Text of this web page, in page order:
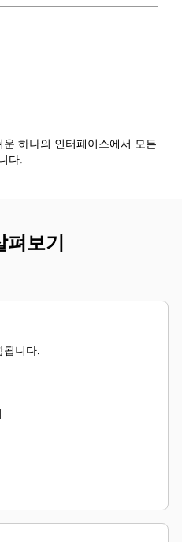
하나의 인터페이스에서 모든
다.
보기
됩니다.